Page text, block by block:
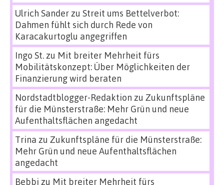
Ulrich Sanderzu Streit ums Bettelverbot:
Dahmen fühlt sich durch Rede von
Karacakurtoglu angegriffen
Ingo St.zu Mit breiter Mehrheit fürs
Mobilitätskonzept: Über Möglichkeiten der
Finanzierung wird beraten
Nordstadtblogger-Redaktion zu Zukunftspläne
für die Münsterstraße: Mehr Grün und neue
Aufenthaltsflächen angedacht
Trina zu Zukunftspläne für die Münsterstraße:
Mehr Grün und neue Aufenthaltsflächen
angedacht
Bebbi zu Mit breiter Mehrheit fürs